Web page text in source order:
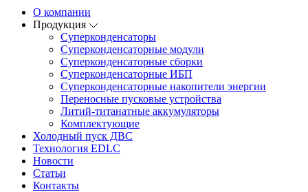
О компании
Продукция
Суперконденсаторы
Суперконденсаторные модули
Суперконденсаторные сборки
Суперконденсаторные ИБП
Суперконденсаторные накопители энергии
Переносные пусковые устройства
Литий-титанатные аккумуляторы
Комплектующие
Холодный пуск ДВС
Технология EDLC
Новости
Статьи
Контакты